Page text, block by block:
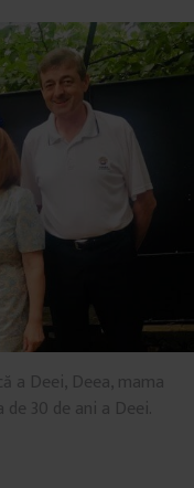
a Deei, Deea, mama
30 de ani a Deei.